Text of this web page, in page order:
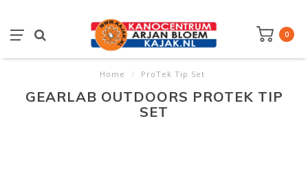
0
Home / ProTek Tip Set
GEARLAB OUTDOORS PROTEK TIP
SET